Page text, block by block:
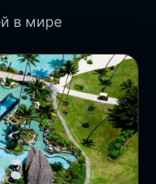
в мире